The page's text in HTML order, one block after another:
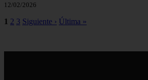
12/02/2026
1 2 3 Siguiente › Última »